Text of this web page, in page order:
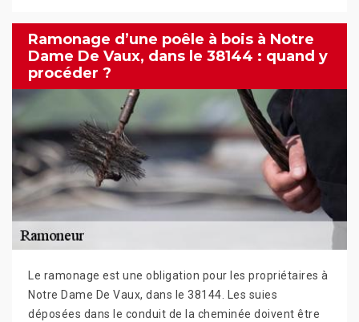
Ramonage d’une poêle à bois à Notre
Dame De Vaux, dans le 38144 : quand y
procéder ?
Le ramonage est une obligation pour les propriétaires à
Notre Dame De Vaux, dans le 38144. Les suies
déposées dans le conduit de la cheminée doivent être